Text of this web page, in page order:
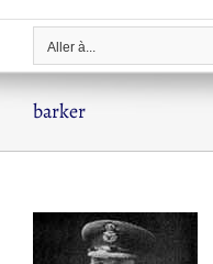
Aller à...
barker